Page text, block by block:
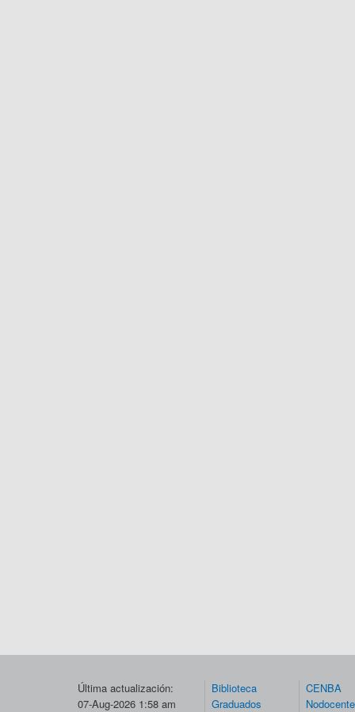
Última actualización:
07-Aug-2026 1:58 am
Biblioteca
Graduados
CENBA